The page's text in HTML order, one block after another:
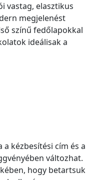
vastag, elasztikus
megjelenést
színű fedőlapokkal
ideálisak a
kézbesítési cím és a
változhat.
hogy betartsuk